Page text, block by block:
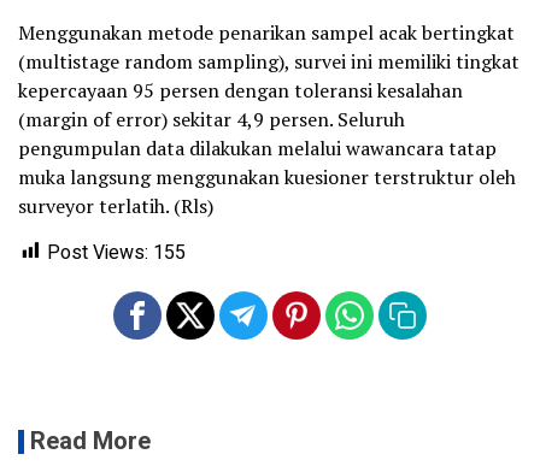
Menggunakan metode penarikan sampel acak bertingkat
(multistage random sampling), survei ini memiliki tingkat
kepercayaan 95 persen dengan toleransi kesalahan
(margin of error) sekitar 4,9 persen. Seluruh
pengumpulan data dilakukan melalui wawancara tatap
muka langsung menggunakan kuesioner terstruktur oleh
surveyor terlatih. (Rls)
Post Views: 155
Read More